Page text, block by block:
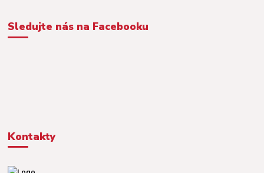
Sledujte nás na Facebooku
Kontakty